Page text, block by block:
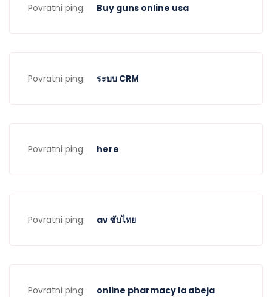
Povratni ping: Buy guns online usa
Povratni ping: ระบบ CRM
Povratni ping: here
Povratni ping: av ซับไทย
Povratni ping:
online pharmacy la abeja